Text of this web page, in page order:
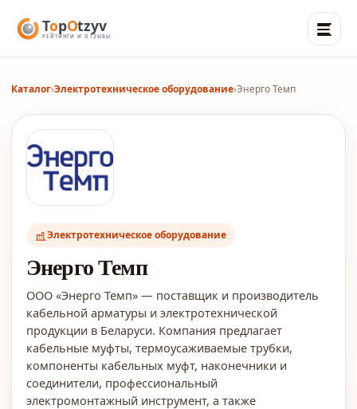
Каталог›Электротехническое оборудование›Энерго Темп
Электротехническое оборудование
Энерго Темп
ООО «Энерго Темп» — поставщик и производитель
кабельной арматуры и электротехнической
продукции в Беларуси. Компания предлагает
кабельные муфты, термоусаживаемые трубки,
компоненты кабельных муфт, наконечники и
соединители, профессиональный
электромонтажный инструмент, а также